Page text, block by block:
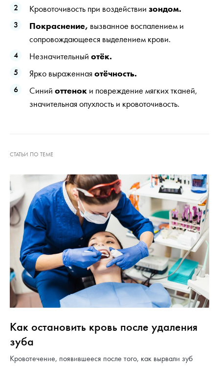
Кровоточивость при воздействии зондом.
Покраснение, вызванное воспалением и
сопровождающееся выделением крови.
Незначительный отёк.
Ярко выраженнаяотёчность.
Синий оттенок и повреждение мягких тканей,
значительная опухлость и кровоточивость.
Как остановить кровь после удаления
зуба
Кровотечение, появившееся после того, как вырвали зуб